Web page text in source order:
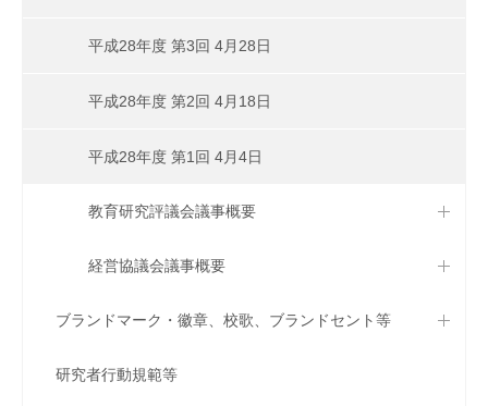
平成28年度 第3回 4月28日
平成28年度 第2回 4月18日
平成28年度 第1回 4月4日
教育研究評議会議事概要
経営協議会議事概要
ブランドマーク・徽章、校歌、ブランドセント等
研究者行動規範等